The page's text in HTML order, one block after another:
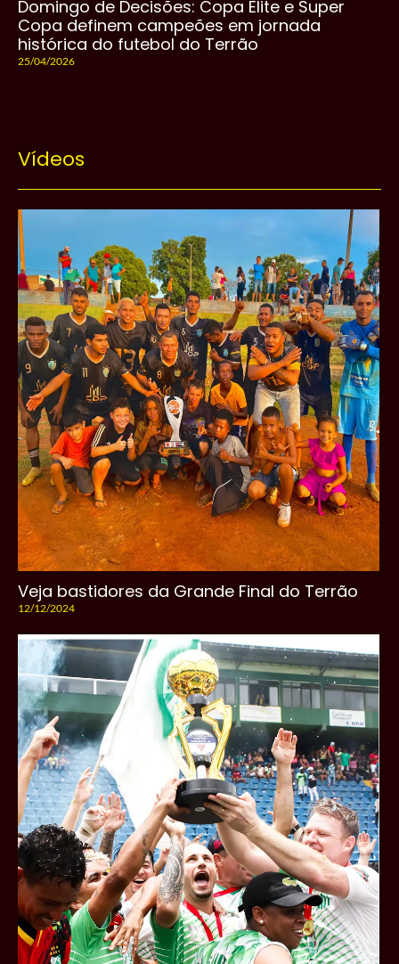
Domingo de Decisões: Copa Elite e Super
Copa definem campeões em jornada
histórica do futebol do Terrão
25/04/2026
Vídeos
Veja bastidores da Grande Final do Terrão
12/12/2024